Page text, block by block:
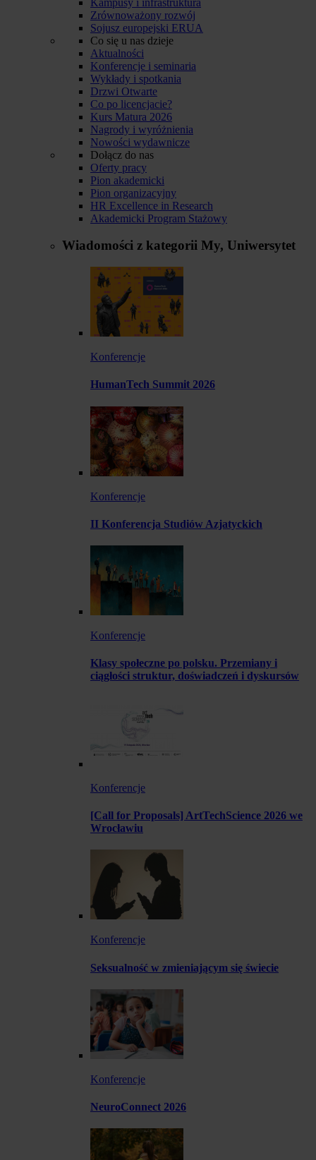
Zrównoważony rozwój
Sojusz europejski ERUA
Co się u nas dzieje
Aktualności
Konferencje i seminaria
Wykłady i spotkania
Drzwi Otwarte
Co po licencjacie?
Kurs Matura 2026
Nagrody i wyróżnienia
Nowości wydawnicze
Dołącz do nas
Oferty pracy
Pion akademicki
Pion organizacyjny
HR Excellence in Research
Akademicki Program Stażowy
Wiadomości z kategorii My, Uniwersytet
Konferencje
HumanTech Summit 2026
Konferencje
II Konferencja Studiów Azjatyckich
Konferencje
Klasy społeczne po polsku. Przemiany i
ciągłości struktur, doświadczeń i dyskursów
Konferencje
[Call for Proposals] ArtTechScience 2026 we
Wrocławiu
Konferencje
Seksualność w zmieniającym się świecie
Konferencje
NeuroConnect 2026